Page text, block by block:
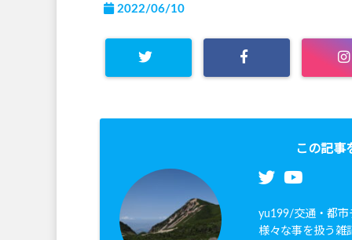
2022/06/10
この記事
yu199/交通・都市
様々な事を扱う雑